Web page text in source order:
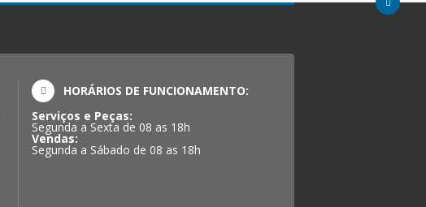
HORÁRIOS DE FUNCIONAMENTO:
Serviços e Peças:
Segunda a Sexta de 08 as 18h
Vendas:
Segunda a Sábado de 08 as 18h